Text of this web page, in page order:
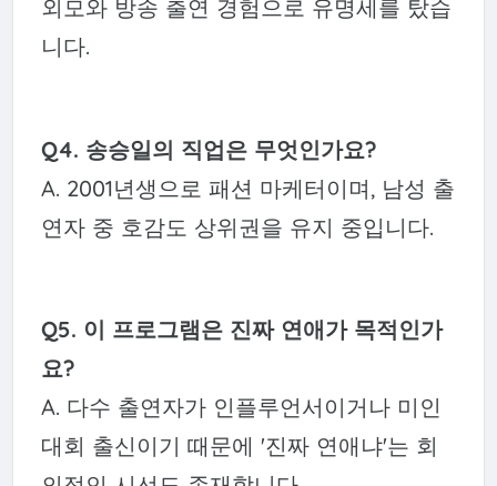
외모와 방송 출연 경험으로 유명세를 탔습
니다.
Q4. 송승일의 직업은 무엇인가요?
A. 2001년생으로 패션 마케터이며, 남성 출
연자 중 호감도 상위권을 유지 중입니다.
Q5. 이 프로그램은 진짜 연애가 목적인가
요?
A. 다수 출연자가 인플루언서이거나 미인
대회 출신이기 때문에 '진짜 연애냐'는 회